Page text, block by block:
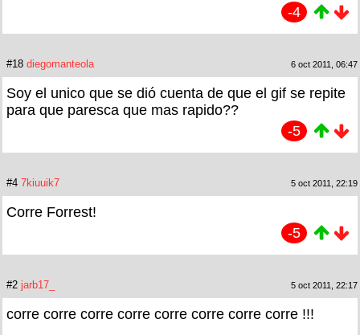
-4
#18 diegomanteola 6 oct 2011, 06:47
Soy el unico que se dió cuenta de que el gif se repite
para que paresca que mas rapido??
-5
#4 7kiuuik7 5 oct 2011, 22:19
Corre Forrest!
-5
#2 jarb17_ 5 oct 2011, 22:17
corre corre corre corre corre corre corre corre !!!